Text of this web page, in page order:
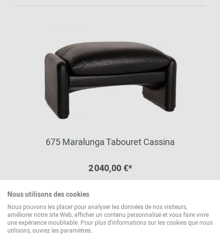
675 Maralunga Tabouret Cassina
2 040,00 €*
autres variantes disponibles
Nous utilisons des cookies
Nous pouvons les placer pour analyser les données de nos visiteurs,
améliorer notre site Web, afficher un contenu personnalisé et vous faire vivre
une expérience inoubliable. Pour plus d'informations sur les cookies que nous
utilisons, ouvrez les paramètres.